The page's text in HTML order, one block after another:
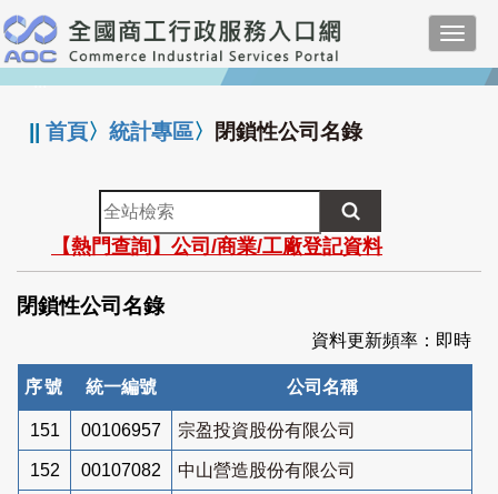
跳
到
主
要
:::
||首頁〉統計專區〉 閉鎖性公司名錄
全
站
檢
索
【熱門查詢】公司/商業/工廠登記資料
閉鎖性公司名錄
資料更新頻率：即時
序號 統一編號 公司名稱
151 00106957 宗盈投資股份有限公司
152 00107082 中山營造股份有限公司